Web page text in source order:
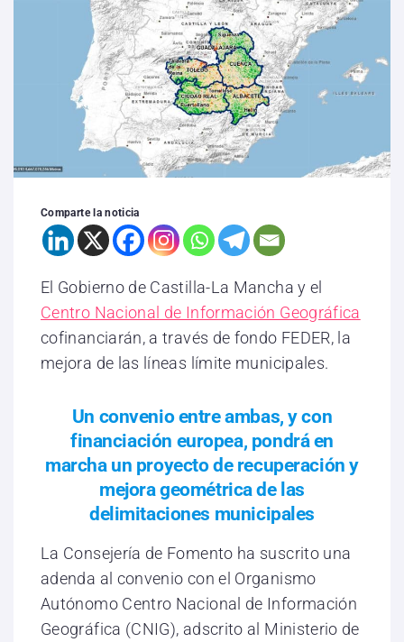
Comparte la noticia
El Gobierno de Castilla-La Mancha y el
Centro Nacional de Información Geográfica
cofinanciarán, a través de fondo FEDER, la
mejora de las líneas límite municipales.
Un convenio entre ambas, y con
financiación europea, pondrá en
marcha un proyecto de recuperación y
mejora geométrica de las
delimitaciones municipales
La Consejería de Fomento ha suscrito una
adenda al convenio con el Organismo
Autónomo Centro Nacional de Información
Geográfica (CNIG), adscrito al Ministerio de